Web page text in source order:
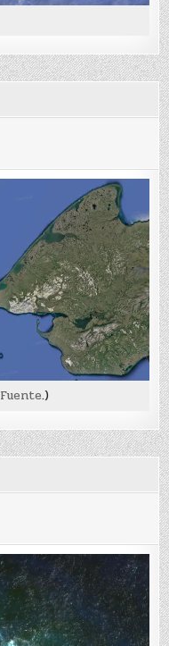
Fuente.)